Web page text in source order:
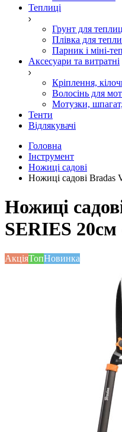
Теплиці
Грунт для
Плівка для
Парник і міні-
Аксесуари та витратні
Кріплення,
Волосінь для
Мотузки,
Тенти
Відлякувачі
Головна
Інструмент
Ножиці садові
Ножиці садові Bradas
Ножиці
SERIES
АкціяТопНовинка